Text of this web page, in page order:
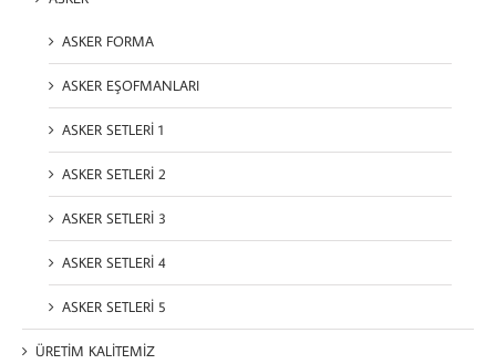
ASKER FORMA
ASKER EŞOFMANLARI
ASKER SETLERİ 1
ASKER SETLERİ 2
ASKER SETLERİ 3
ASKER SETLERİ 4
ASKER SETLERİ 5
ÜRETİM KALİTEMİZ